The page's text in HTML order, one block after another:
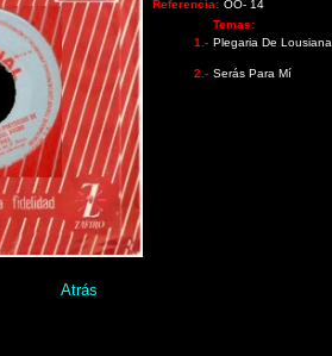
Referencia: OO- 14
Temas:
1.- Plegaria De Lousiana
2.- Serás Para Mí
Atrás